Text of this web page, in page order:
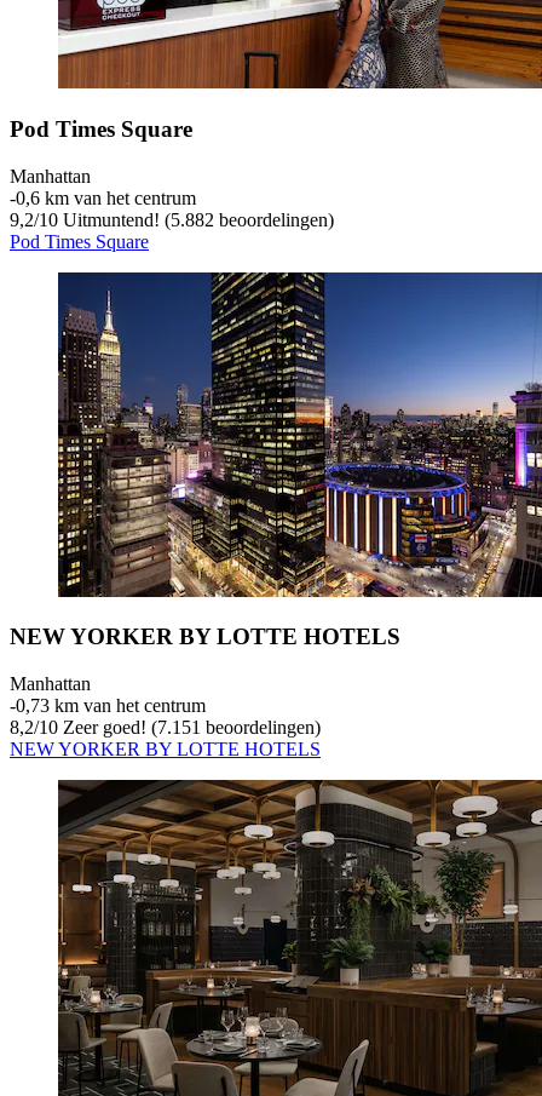
Pod Times Square
Manhattan
‐0,6 km van het centrum
9,2/10 Uitmuntend! (5.882 beoordelingen)
Pod Times Square
NEW YORKER BY LOTTE HOTELS
Manhattan
‐0,73 km van het centrum
8,2/10 Zeer goed! (7.151 beoordelingen)
NEW YORKER BY LOTTE HOTELS